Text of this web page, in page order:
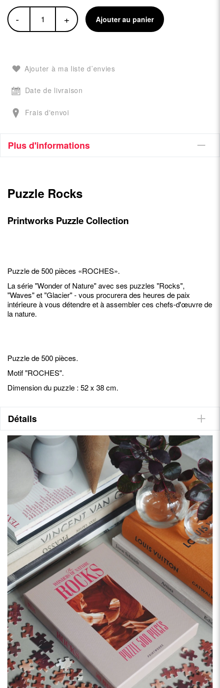
- + Ajouter au panier
Ajouter à ma liste d’envies
Date de livraison
Frais d'envoi
Plus d'informations
Puzzle Rocks
Printworks Puzzle Collection
Puzzle de 500 pièces «ROCHES».
La série "Wonder of Nature" avec ses puzzles "Rocks",
"Waves" et "Glacier" - vous procurera des heures de paix
intérieure à vous détendre et à assembler ces chefs-d'œuvre de
la nature.
Puzzle de 500 pièces.
Motif "ROCHES".
Dimension du puzzle : 52 x 38 cm.
Détails